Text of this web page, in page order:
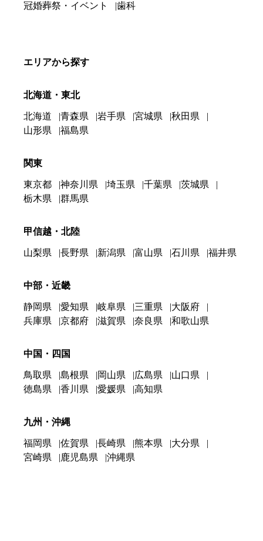
冠婚葬祭・イベント
歯科
エリアから探す
北海道・東北
北海道 青森県 岩手県 宮城県
秋田県
山形県
福島県
関東
東京都 神奈川県 埼玉県 千葉県
茨城県
栃木県
群馬県
甲信越・北陸
山梨県 長野県 新潟県 富山県 石川県 福井県
中部・近畿
静岡県 愛知県 岐阜県 三重県
大阪府
兵庫県
京都府 滋賀県 奈良県 和歌山県
中国・四国
鳥取県 島根県 岡山県 広島県
山口県
徳島県
香川県 愛媛県 高知県
九州・沖縄
福岡県 佐賀県 長崎県 熊本県
大分県
宮崎県
鹿児島県 沖縄県